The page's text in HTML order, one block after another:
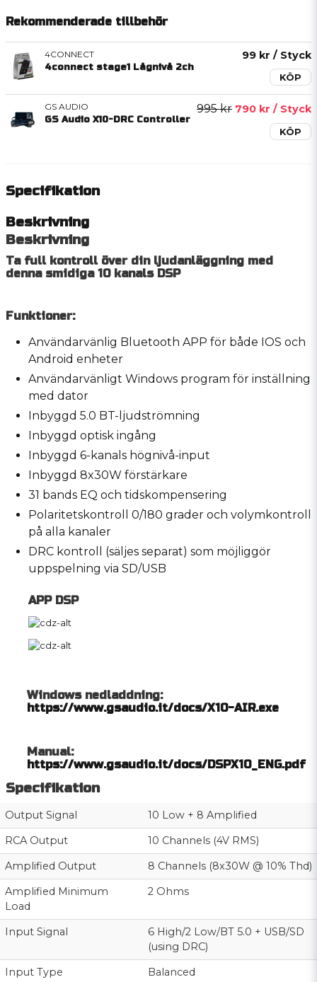
Rekommenderade tillbehör
4CONNECT
4connect stage1 Lågnivå 2ch
99 kr / Styck
KÖP
GS AUDIO
GS Audio X10-DRC Controller
995 kr 790 kr / Styck
KÖP
Beskrivning
Beskrivning
Ta full kontroll över din ljudanläggning med
denna smidiga 10 kanals DSP
Funktioner:
Användarvänlig Bluetooth APP för både IOS och
Android enheter
Användarvänligt Windows program för inställning
med dator
Inbyggd 5.0 BT-ljudströmning
Inbyggd optisk ingång
Inbyggd 6-kanals högnivå-input
Inbyggd 8x30W förstärkare
31 bands EQ och tidskompensering
Polaritetskontroll 0/180 grader och volymkontroll
på alla kanaler
DRC kontroll (säljes separat) som möjliggör
uppspelning via SD/USB
APP DSP
Windows nedladdning:
https://www.gsaudio.it/docs/X10-AIR.exe
Manual:
https://www.gsaudio.it/docs/DSPX10_ENG.pdf
Specifikation
Output Signal
10 Low + 8 Amplified
RCA Output
10 Channels (4V RMS)
Amplified Output
8 Channels (8x30W @ 10% Thd)
Amplified Minimum
Load
2 Ohms
Input Signal
6 High/2 Low/BT 5.0 + USB/SD
(using DRC)
Input Type
Balanced
Specifikation